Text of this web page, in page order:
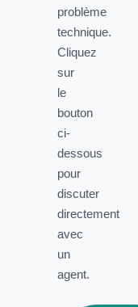
problème
technique.
Cliquez
sur
le
bouton
ci-
dessous
pour
discuter
directement
avec
un
agent.